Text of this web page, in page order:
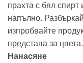
прахта с бял спирт
напълно.
изпробвайте
представа за цвета.
Нанасяне